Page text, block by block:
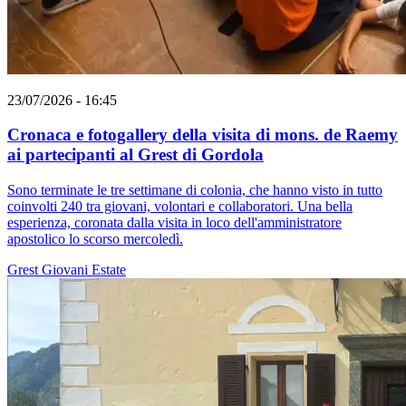
23/07/2026 - 16:45
Cronaca e fotogallery della visita di mons. de Raemy
ai partecipanti al Grest di Gordola
Sono terminate le tre settimane di colonia, che hanno visto in tutto
coinvolti 240 tra giovani, volontari e collaboratori. Una bella
esperienza, coronata dalla visita in loco dell'amministratore
apostolico lo scorso mercoledì.
Grest Giovani Estate